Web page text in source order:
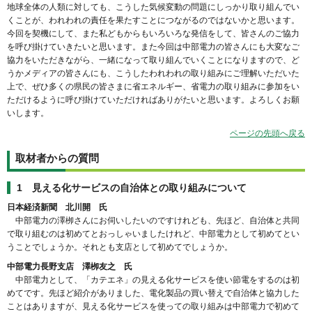
地球全体の人類に対しても、こうした気候変動の問題にしっかり取り組んでい
くことが、われわれの責任を果たすことにつながるのではないかと思います。
今回を契機にして、また私どもからもいろいろな発信をして、皆さんのご協力
を呼び掛けていきたいと思います。また今回は中部電力の皆さんにも大変なご
協力をいただきながら、一緒になって取り組んでいくことになりますので、ど
うかメディアの皆さんにも、こうしたわれわれの取り組みにご理解いただいた
上で、ぜひ多くの県民の皆さまに省エネルギー、省電力の取り組みに参加をい
ただけるように呼び掛けていただければありがたいと思います。よろしくお願
いします。
ページの先頭へ戻る
取材者からの質問
1 見える化サービスの自治体との取り組みについて
日本経済新聞 北川開 氏
中部電力の澤栁さんにお伺いしたいのですけれども、先ほど、自治体と共同
で取り組むのは初めてとおっしゃいましたけれど、中部電力として初めてとい
うことでしょうか。それとも支店として初めてでしょうか。
中部電力長野支店 澤栁友之 氏
中部電力として、「カテエネ」の見える化サービスを使い節電をするのは初
めてです。先ほど紹介がありました、電化製品の買い替えで自治体と協力した
ことはありますが、見える化サービスを使っての取り組みは中部電力で初めて